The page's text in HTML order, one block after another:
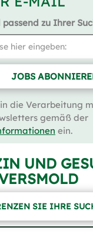
passend zu Ihrer
JOBS
die Verarbeitung
gemäß der
ein.
UND
SIE IHRE